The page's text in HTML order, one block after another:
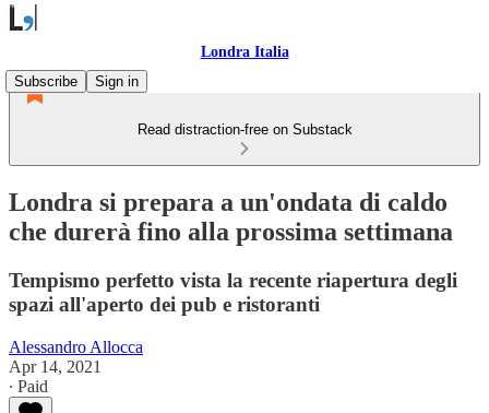
Londra Italia
Subscribe
Sign in
Read distraction-free on Substack
Londra si prepara a un'ondata di caldo
che durerà fino alla prossima settimana
Tempismo perfetto vista la recente riapertura degli
spazi all'aperto dei pub e ristoranti
Alessandro Allocca
Apr 14, 2021
∙ Paid